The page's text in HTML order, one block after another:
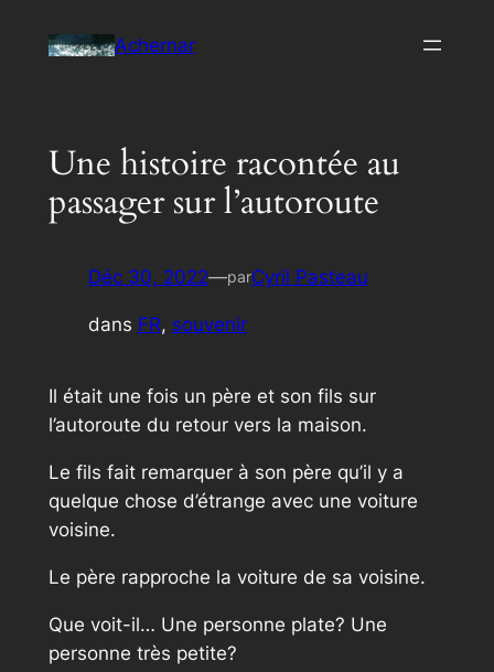
Achernar
Une histoire racontée au
passager sur l’autoroute
Déc 30, 2022—parCyril Pasteau
dans FR, souvenir
Il était une fois un père et son fils sur
l’autoroute du retour vers la maison.
Le fils fait remarquer à son père qu’il y a
quelque chose d’étrange avec une voiture
voisine.
Le père rapproche la voiture de sa voisine.
Que voit-il… Une personne plate? Une
personne très petite?